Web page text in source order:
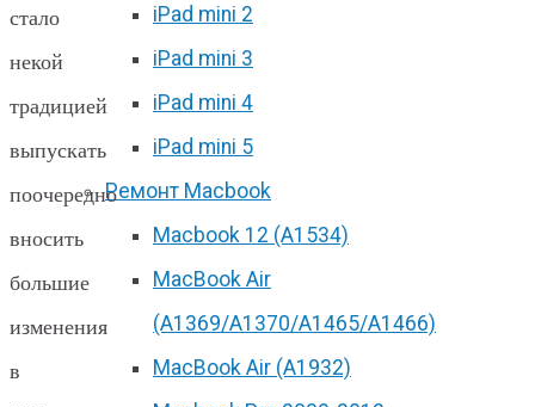
iPad mini 2
iPad mini 3
iPad mini 4
iPad mini 5
Ремонт Macbook
Macbook 12 (А1534)
MacBook Air
(A1369/A1370/A1465/A1466)
MacBook Air (A1932)
стало
некой
традицией
выпускать
поочередно
вносить
большие
изменения
в